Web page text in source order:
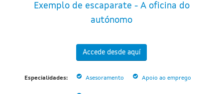
Exemplo de escaparate - A oficina do
autónomo
Accede desde aquí
Especialidades: Asesoramento Apoio ao emprego